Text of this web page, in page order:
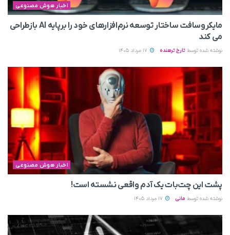
اخبار هوش مصنوعی
مایکروسافت ساختار توسعه نرم‌افزارهای خود را برپایه AI بازطراحی
می‌ کند
نوشته شده توسط تارخ ترهنده
اخبار هوش مصنوعی
پشت این چت‌بات یک آدم واقعی نشسته است!
نوشته شده توسط مانی